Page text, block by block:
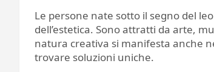
Le persone nate sotto il segno del
dell’estetica. Sono attratti da arte,
natura creativa si manifesta anche
trovare soluzioni uniche.